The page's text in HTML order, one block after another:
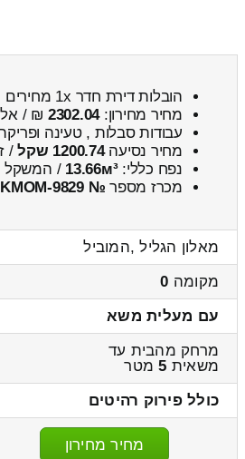
הובלות דירת חדר 1x מחירים מהר אדר ← לאלון הגליל
מחיר מחירון:2302.04
₪ /
עבודות סבלות , טעינה
מחיר נסיעה1200.74 שקל /
נפח כללי:13.66м³ / המשקל
מכרז מספר № KMOM-9829
מאלון הגליל ,המוביל
מקומה 0
עם מעלית משא
מרחק מהבית עד
משאית 5מטר
כולל פירוק רהיטים
מחיר מחירון